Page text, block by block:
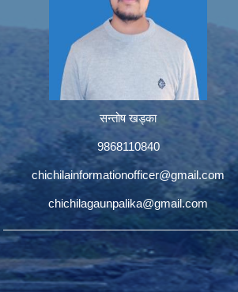
सन्तोष खड्का
9868110840
chichilainformationofficer@gmail.com
chichilagaunpalika@gmail.com